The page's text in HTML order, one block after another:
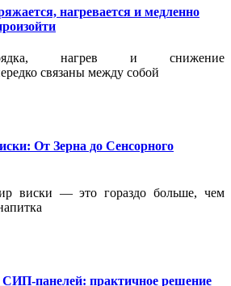
нагревается и медленно
нагрев и снижение
связаны между собой
От Зерна до Сенсорного
виски — это гораздо больше, чем
панелей: практичное решение